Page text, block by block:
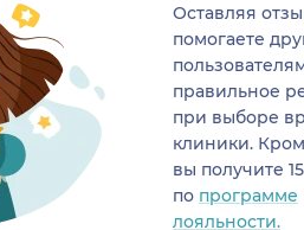
Оставляя
помогаете
правильное
при выборе
клиники.
вы получите
по программе
лояльности.